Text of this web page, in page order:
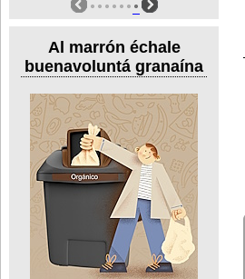
Al marrón échale
buenavoluntá granaína